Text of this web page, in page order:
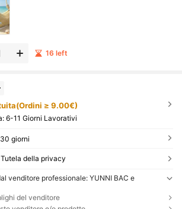
16 left
≥ 9.00€)
6-11 Giorni Lavorativi
giorni
della privacy
venditore professionale: YUNNI BAC e
del venditore